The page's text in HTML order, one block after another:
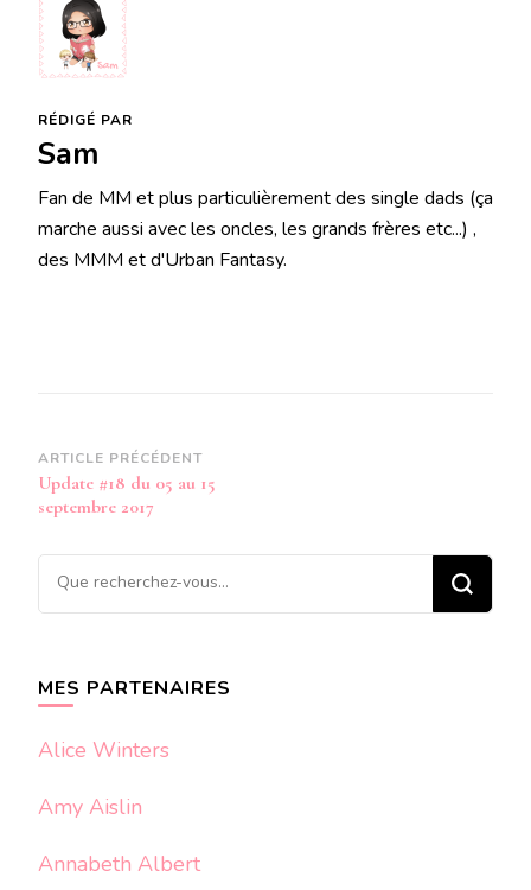
RÉDIGÉ PAR
Sam
Fan de MM et plus particulièrement des single dads (ça
marche aussi avec les oncles, les grands frères etc...) ,
des MMM et d'Urban Fantasy.
Navigation
d’article
ARTICLE PRÉCÉDENT
Update #18 du 05 au 15
septembre 2017
Vous
recherchiez
MES PARTENAIRES
Alice Winters
Amy Aislin
Annabeth Albert